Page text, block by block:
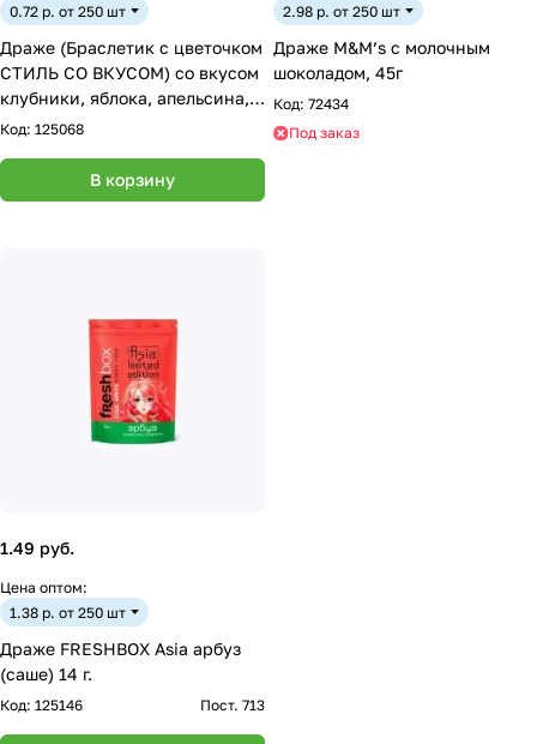
0.72 р. от 250 шт
Драже (Браслетик с цветочком
СТИЛЬ СО ВКУСОМ) со вкусом
клубники, яблока, апельсина,
винограда т.м. "Конфитой"
Код: 125068
В корзину
2.98 р. от 250 шт
Драже M&M’s с молочным
шоколадом, 45г
Код: 72434
Под заказ
1.49 руб.
Цена оптом:
1.38 р. от 250 шт
Драже FRESHBOX Asia арбуз
(саше) 14 г.
Код: 125146 Пост. 713